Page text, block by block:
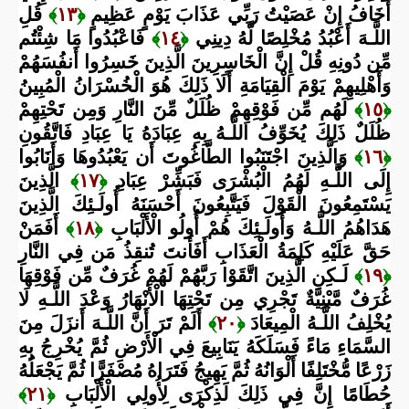
أَخَافُ إِنْ عَصَيْتُ رَبِّي عَذَابَ يَوْمٍ عَظِيمٍ﴿١٣﴾ قُلِ
اللَّـهَ أَعْبُدُ مُخْلِصًا لَّهُ دِينِي﴿١٤﴾ فَاعْبُدُوا مَا شِئْتُم
مِّن دُونِهِ قُلْ إِنَّ الْخَاسِرِينَ الَّذِينَ خَسِرُوا أَنفُسَهُمْ
وَأَهْلِيهِمْ يَوْمَ الْقِيَامَةِ أَلَا ذَلِكَ هُوَ الْخُسْرَانُ الْمُبِينُ
﴿١٥﴾ لَهُم مِّن فَوْقِهِمْ ظُلَلٌ مِّنَ النَّارِ وَمِن تَحْتِهِمْ
ظُلَلٌ ذَلِكَ يُخَوِّفُ اللَّـهُ بِهِ عِبَادَهُ يَا عِبَادِ فَاتَّقُونِ
﴿١٦﴾ وَالَّذِينَ اجْتَنَبُوا الطَّاغُوتَ أَن يَعْبُدُوهَا وَأَنَابُوا
إِلَى اللَّـهِ لَهُمُ الْبُشْرَى فَبَشِّرْ عِبَادِ﴿١٧﴾ الَّذِينَ
يَسْتَمِعُونَ الْقَوْلَ فَيَتَّبِعُونَ أَحْسَنَهُ أُولَـئِكَ الَّذِينَ
هَدَاهُمُ اللَّـهُ وَأُولَـئِكَ هُمْ أُولُو الْأَلْبَابِ﴿١٨﴾أَفَمَنْ
حَقَّ عَلَيْهِ كَلِمَةُ الْعَذَابِ أَفَأَنتَ تُنقِذُ مَن فِي النَّارِ
﴿١٩﴾ لَـكِنِ الَّذِينَ اتَّقَوْا رَبَّهُمْ لَهُمْ غُرَفٌ مِّن فَوْقِهَا
غُرَفٌ مَّبْنِيَّةٌ تَجْرِي مِن تَحْتِهَا الْأَنْهَارُ وَعْدَ اللَّـهِ لَا
يُخْلِفُ اللَّـهُ الْمِيعَادَ﴿٢٠﴾ أَلَمْ تَرَ أَنَّ اللَّـهَ أَنزَلَ مِنَ
السَّمَاءِ مَاءً فَسَلَكَهُ يَنَابِيعَ فِي الْأَرْضِ ثُمَّ يُخْرِجُ بِهِ
زَرْعًا مُّخْتَلِفًا أَلْوَانُهُ ثُمَّ يَهِيجُ فَتَرَاهُ مُصْفَرًّا ثُمَّ يَجْعَلُهُ
حُطَامًا إِنَّ فِي ذَلِكَ لَذِكْرَى لِأُولِي الْأَلْبَابِ﴿٢١﴾